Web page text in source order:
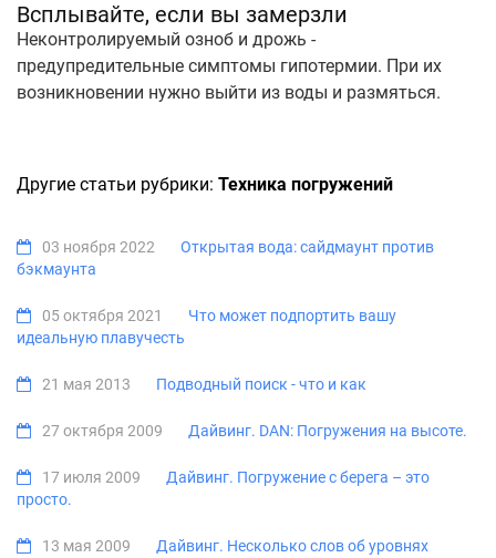
Всплывайте, если вы замерзли
Неконтролируемый озноб и дрожь -
предупредительные симптомы гипотермии. При их
возникновении нужно выйти из воды и размяться.
Другие статьи рубрики: Техника погружений
03 ноября 2022
Открытая вода: сайдмаунт против
бэкмаунта
05 октября 2021
Что может подпортить вашу
идеальную плавучесть
21 мая 2013 Подводный поиск - что и как
27 октября 2009 Дайвинг. DAN: Погружения на высоте.
17 июля 2009
Дайвинг. Погружение с берега – это
просто.
13 мая 2009
Дайвинг. Несколько слов об уровнях